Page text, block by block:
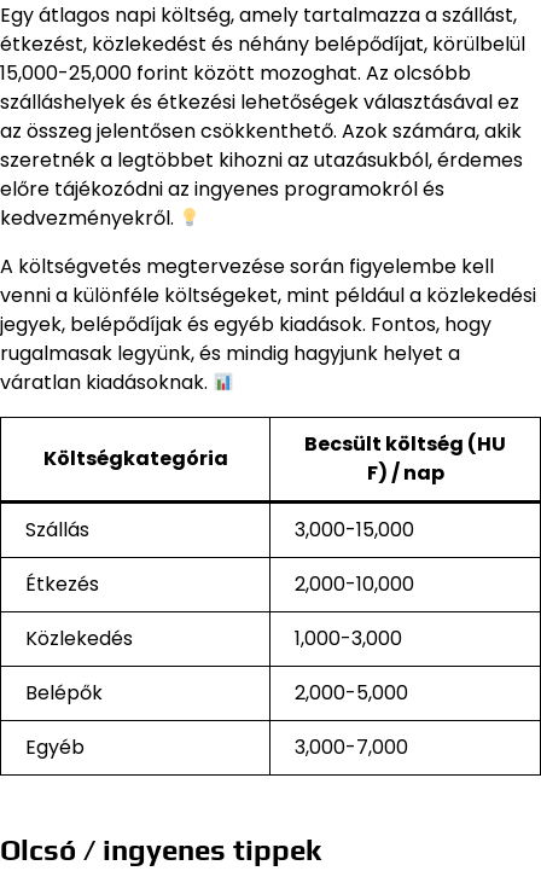
Egy átlagos napi költség, amely tartalmazza a szállást,
étkezést, közlekedést és néhány belépődíjat, körülbelül
15,000-25,000 forint között mozoghat. Az olcsóbb
szálláshelyek és étkezési lehetőségek választásával ez
az összeg jelentősen csökkenthető. Azok számára, akik
szeretnék a legtöbbet kihozni az utazásukból, érdemes
előre tájékozódni az ingyenes programokról és
kedvezményekről.
A költségvetés megtervezése során figyelembe kell
venni a különféle költségeket, mint például a közlekedési
jegyek, belépődíjak és egyéb kiadások. Fontos, hogy
rugalmasak legyünk, és mindig hagyjunk helyet a
váratlan kiadásoknak.
Költségkategória
Becsült költség (HU
F) / nap
Szállás
3,000-15,000
Étkezés
2,000-10,000
Közlekedés
1,000-3,000
Belépők
2,000-5,000
Egyéb
3,000-7,000
Olcsó / ingyenes tippek